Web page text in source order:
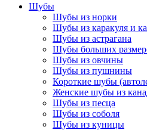
Шубы
Шубы из норки
Шубы из каракуля и
Шубы из астрагана
Шубы больших
Шубы из овчины
Шубы из пушнины
Короткие шубы
Женские шубы из
Шубы из песца
Шубы из соболя
Шубы из куницы